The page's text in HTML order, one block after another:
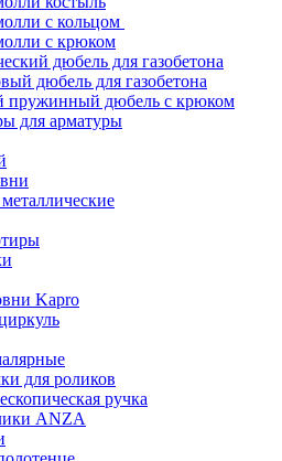
с кольцом
с крюком
дюбель для газобетона
дюбель для газобетона
пружинный дюбель с крюком
для арматуры
Kapro
для роликов
ручка
ANZA